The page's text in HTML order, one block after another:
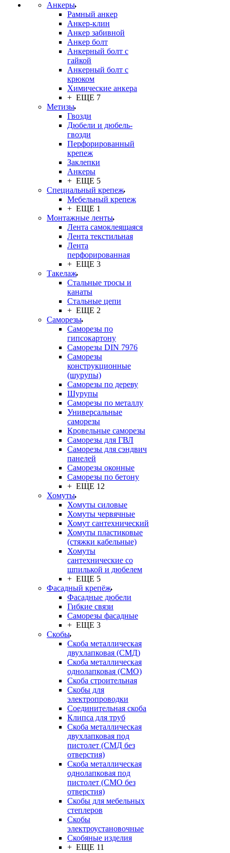
Анкеры
Рамный анкер
Анкер-клин
Анкер забивной
Анкер болт
Анкерный болт с
гайкой
Анкерный болт с
крюком
Химические анкера
+ ЕЩЕ 7
Метизы
Гвозди
Дюбели и дюбель-
гвозди
Перфорированный
крепеж
Заклепки
Анкеры
+ ЕЩЕ 5
Специальный крепеж
Мебельный крепеж
+ ЕЩЕ 1
Монтажные ленты
Лента самоклеящаяся
Лента текстильная
Лента
перфорированная
+ ЕЩЕ 3
Такелаж
Стальные тросы и
канаты
Стальные цепи
+ ЕЩЕ 2
Саморезы
Саморезы по
гипсокартону
Саморезы DIN 7976
Саморезы
конструкционные
(шурупы)
Саморезы по дереву
Шурупы
Саморезы по металлу
Универсальные
саморезы
Кровельные саморезы
Саморезы для ГВЛ
Саморезы для сэндвич
панелей
Саморезы оконные
Саморезы по бетону
+ ЕЩЕ 12
Хомуты
Хомуты силовые
Хомуты червячные
Хомут сантехнический
Хомуты пластиковые
(стяжки кабельные)
Хомуты
сантехнические со
шпилькой и дюбелем
+ ЕЩЕ 5
Фасадный крепёж
Фасадные дюбели
Гибкие связи
Саморезы фасадные
+ ЕЩЕ 3
Скобы
Скоба металлическая
двухлапковая (СМД)
Скоба металлическая
однолапковая (СМО)
Скоба строительная
Скобы для
электропроводки
Соединительная скоба
Клипса для труб
Скоба металлическая
двухлапковая под
пистолет (СМД без
отверстия)
Скоба металлическая
однолапковая под
пистолет (СМО без
отверстия)
Скобы для мебельных
степлеров
Скобы
электроустановочные
Скобяные изделия
+ ЕЩЕ 11